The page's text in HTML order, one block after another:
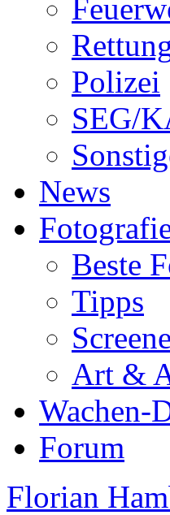
Polizei
SEG/
News
Beste
Tipps
Art &
Wachen-
Forum
Florian